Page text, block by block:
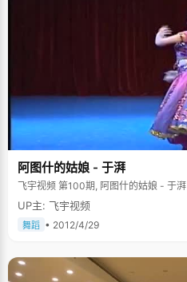
阿图什的姑娘 - 于湃
飞宇视频 第100期, 阿图什的姑娘 - 于湃
UP主: 飞宇视频
舞蹈 • 2012/4/29